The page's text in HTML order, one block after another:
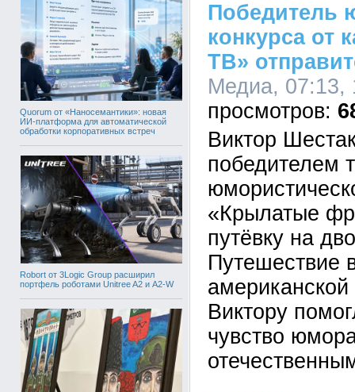
Quorum от «Наносемантики»: новая
ИИ-платформа для автоматической
обработки корпоративных встреч
Robort от 3Logic Group расширил
портфель роботами Unitree A2 и A2-W
Победитель
конкурса от
ТВ»
Медиа, 07:13,
Виктор
победителем
«Крылатые
путёвку на
Путешествие
американской
Виктору
чувство